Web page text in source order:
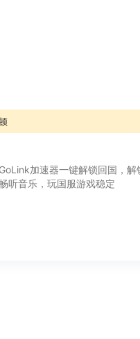
加速器一键解锁回国，
听音乐，玩国服游戏稳定